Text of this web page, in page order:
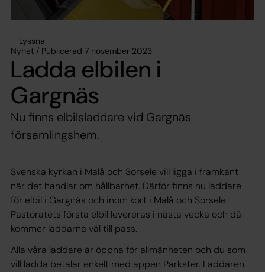
Lyssna
Nyhet / Publicerad 7 november 2023
Ladda elbilen i
Gargnäs
Nu finns elbilsladdare vid Gargnäs
församlingshem.
Svenska kyrkan i Malå och Sorsele vill ligga i framkant
när det handlar om hållbarhet. Därför finns nu laddare
för elbil i Gargnäs och inom kort i Malå och Sorsele.
Pastoratets första elbil levereras i nästa vecka och då
kommer laddarna väl till pass.
Alla våra laddare är öppna för allmänheten och du som
vill ladda betalar enkelt med appen Parkster. Laddaren